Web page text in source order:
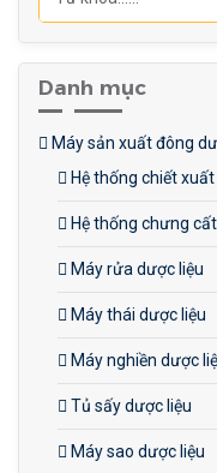
lâu hơn mà không cần
bảo quản, đáp ứng nhu
phẩm tươi ngon và an
Vệ sinh dễ dàng:
máy gọn gàng, các bộ
tiếp xúc với sản phẩm
dàng tháo lắp và vệ sinh.
Tự động hóa cao:
hoạt động tự động,
thiểu sự can thiệp của
người, tăng năng
giảm chi phí nhân công.
Danh mục
Máy sản xuất đông
Hệ thống chiết
Hệ thống chưng
Máy rửa dược liệu
Máy thái dược liệu
Máy nghiền dược
Tủ sấy dược liệu
Máy sao dược liệu